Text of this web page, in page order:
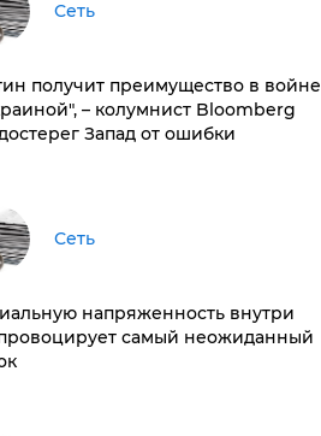
Сеть
получит преимущество в войне
– колумнист Bloomberg
Запад от ошибки
Сеть
напряженность внутри
самый неожиданный